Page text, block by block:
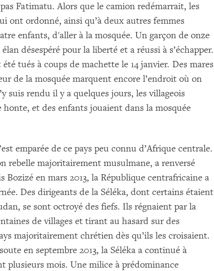
Fatimatu. Alors que le camion redémarrait, les
ont ordonné, ainsi qu’à deux autres femmes
enfants, d'aller à la mosquée. Un garçon de onze
désespéré pour la liberté et a réussi à s’échapper.
tués à coups de machette le 14 janvier. Des mares
de la mosquée marquent encore l’endroit où on
suis rendu il y a quelques jours, les villageois
et des enfants jouaient dans la mosquée
emparée de ce pays peu connu d’Afrique centrale.
rebelle majoritairement musulmane, a renversé
Bozizé en mars 2013, la République centrafricaine a
Des dirigeants de la Séléka, dont certains étaient
se sont octroyé des fiefs. Ils régnaient par la
de villages et tirant au hasard sur des
majoritairement chrétien dès qu’ils les croisaient.
en septembre 2013, la Séléka a continué à
plusieurs mois. Une milice à prédominance